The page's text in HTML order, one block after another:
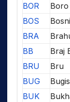
BOR
BOS
BRA
BB
Braj
BRU
Bru
BUG
BUK